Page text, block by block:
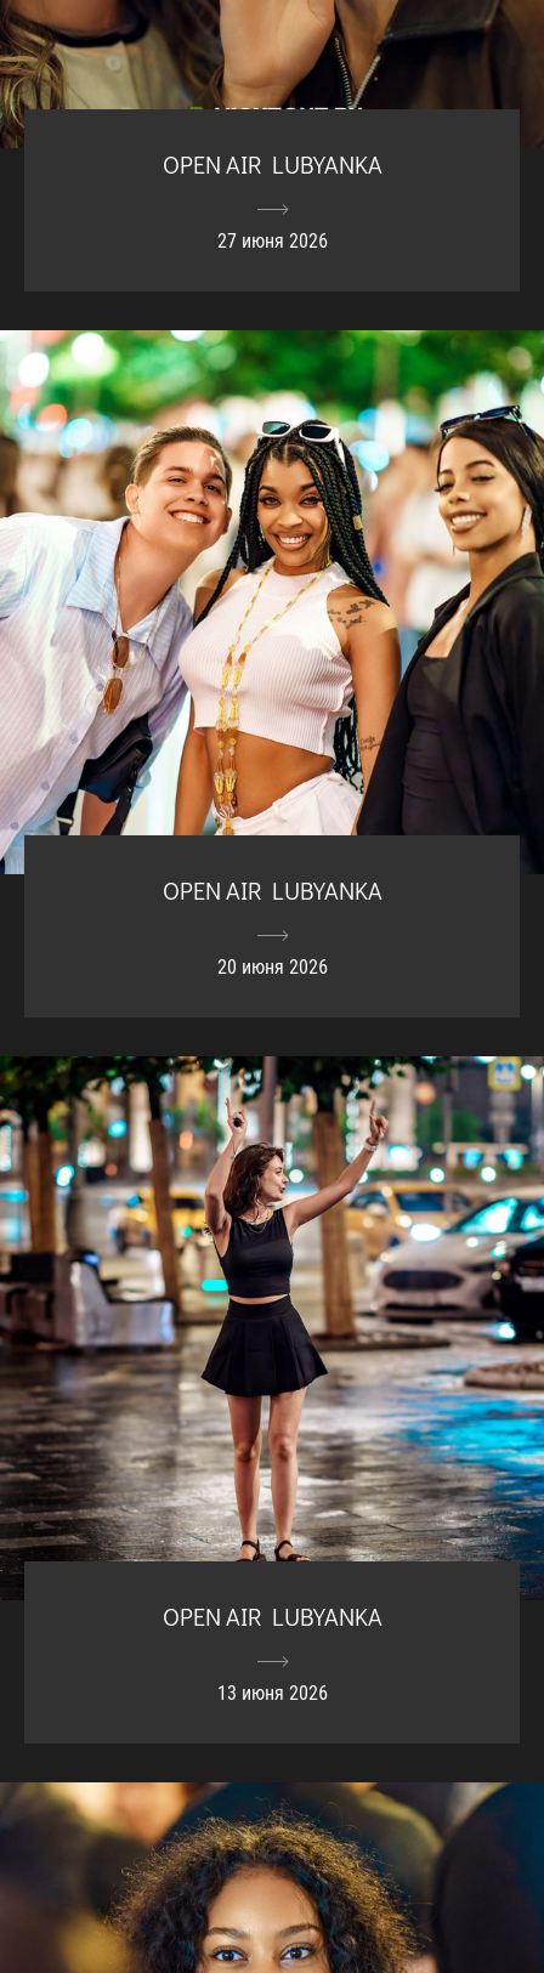
OPEN AIR LUBYANKA
27 июня 2026
OPEN AIR LUBYANKA
20 июня 2026
OPEN AIR LUBYANKA
13 июня 2026